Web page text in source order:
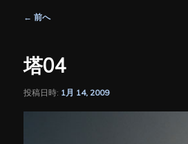
ビ
ゲ
シ
← 前へ
塔04
投稿日時: 1月 14, 2009